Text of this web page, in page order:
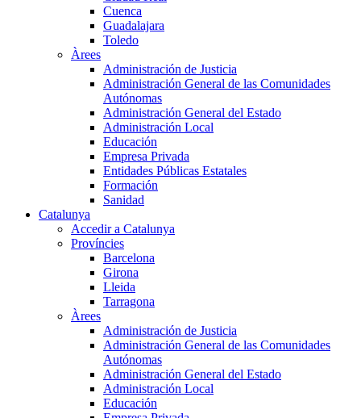
Cuenca
Guadalajara
Toledo
Àrees
Administración de Justicia
Administración General de las Comunidades
Autónomas
Administración General del Estado
Administración Local
Educación
Empresa Privada
Entidades Públicas Estatales
Formación
Sanidad
Catalunya
Accedir a Catalunya
Províncies
Barcelona
Girona
Lleida
Tarragona
Àrees
Administración de Justicia
Administración General de las Comunidades
Autónomas
Administración General del Estado
Administración Local
Educación